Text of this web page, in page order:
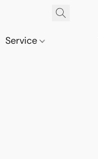
Service